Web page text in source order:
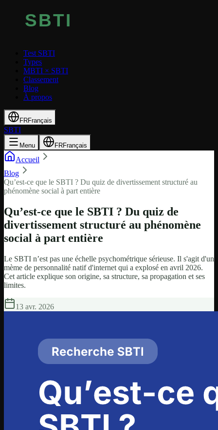
Test SBTI
Types
MBTI × SBTI
Classement
Blog
À propos
FRFrançais
SBTI
Menu FRFrançais
Accueil
Blog
Qu’est-ce que le SBTI ? Du quiz de divertissement structuré au
phénomène social à part entière
Qu’est-ce que le SBTI ? Du quiz de
divertissement structuré au phénomène
social à part entière
Le SBTI n’est pas une échelle psychométrique sérieuse. Il s'agit d'un
mème de personnalité natif d'internet qui a explosé en avril 2026.
Cet article explique son origine, sa structure, sa propagation et ses
limites.
13 avr. 2026